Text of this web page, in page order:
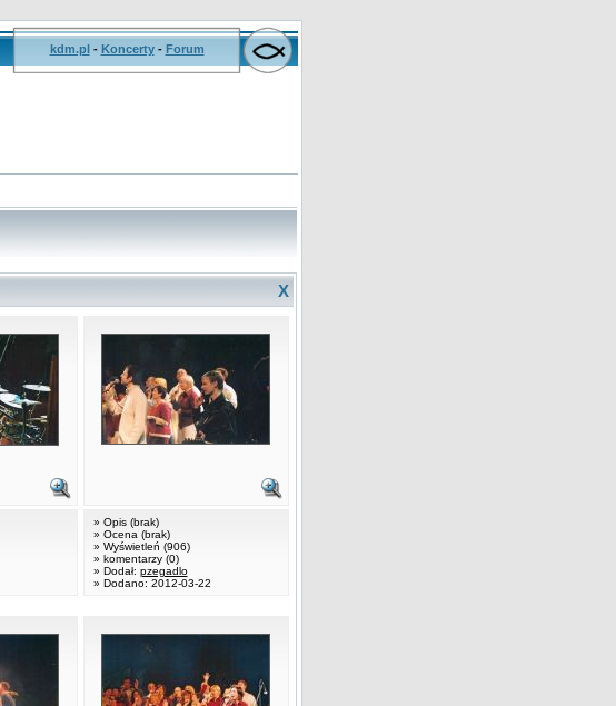
kdm.pl- Koncerty- Forum
X
» Opis (brak)
» Ocena (brak)
» Wyświetleń (906)
» komentarzy (0)
» Dodał: pzegadlo
» Dodano: 2012-03-22